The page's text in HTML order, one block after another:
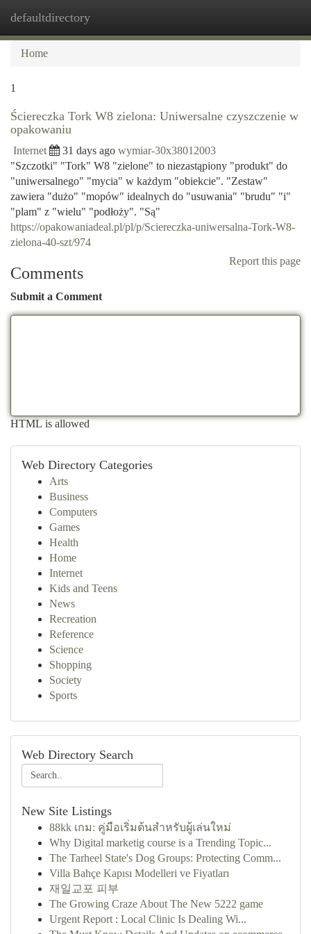
defaultdirectory
Home
1
Ściereczka Tork W8 zielona: Uniwersalne czyszczenie w
opakowaniu
Internet 31 days ago wymiar-30x38012003
"Szczotki" "Tork" W8 "zielone" to niezastąpiony "produkt" do
"uniwersalnego" "mycia" w każdym "obiekcie". "Zestaw"
zawiera "dużo" "mopów" idealnych do "usuwania" "brudu" "i"
"plam" z "wielu" "podłoży". "Są"
https://opakowaniadeal.pl/pl/p/Sciereczka-uniwersalna-Tork-W8-
zielona-40-szt/974
Report this page
Comments
Submit a Comment
HTML is allowed
Web Directory Categories
Arts
Business
Computers
Games
Health
Home
Internet
Kids and Teens
News
Recreation
Reference
Science
Shopping
Society
Sports
Web Directory Search
New Site Listings
88kk เกม: คู่มือเริ่มต้นสำหรับผู้เล่นใหม่
Why Digital marketig course is a Trending Topic...
The Tarheel State's Dog Groups: Protecting Comm...
Villa Bahçe Kapısı Modelleri ve Fiyatları
재일교포 피부
The Growing Craze About The New 5222 game
Urgent Report : Local Clinic Is Dealing Wi...